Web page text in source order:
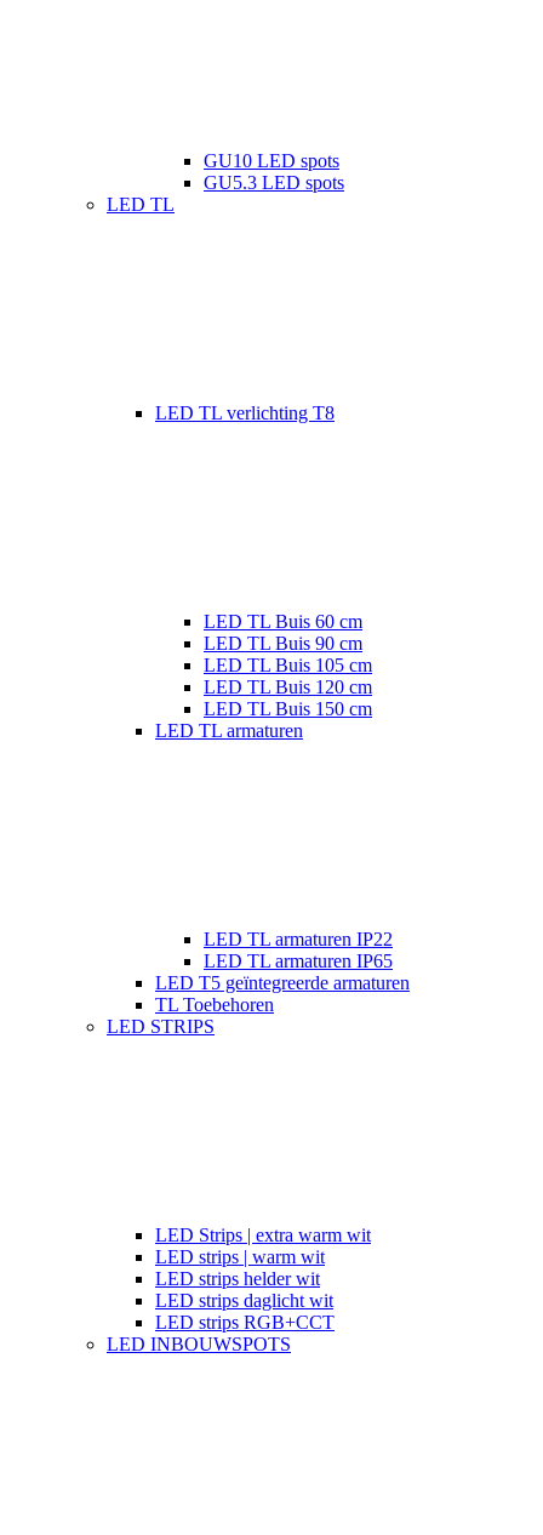
GU10 LED spots
GU5.3 LED spots
LED TL
LED TL verlichting T8
LED TL Buis 60 cm
LED TL Buis 90 cm
LED TL Buis 105 cm
LED TL Buis 120 cm
LED TL Buis 150 cm
LED TL armaturen
LED TL armaturen IP22
LED TL armaturen IP65
LED T5 geïntegreerde armaturen
TL Toebehoren
LED STRIPS
LED Strips | extra warm wit
LED strips | warm wit
LED strips helder wit
LED strips daglicht wit
LED strips RGB+CCT
LED INBOUWSPOTS